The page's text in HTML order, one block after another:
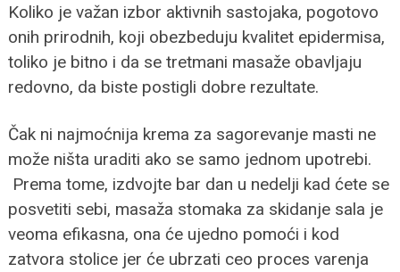
Koliko je važan izbor aktivnih sastojaka, pogotovo
onih prirodnih, koji obezbeduju kvalitet epidermisa,
toliko je bitno i da se tretmani masaže obavljaju
redovno, da biste postigli dobre rezultate.
Čak ni najmoćnija krema za sagorevanje masti ne
može ništa uraditi ako se samo jednom upotrebi.
Prema tome, izdvojte bar dan u nedelji kad ćete se
posvetiti sebi, masaža stomaka za skidanje sala je
veoma efikasna, ona će ujedno pomoći i kod
zatvora stolice jer će ubrzati ceo proces varenja